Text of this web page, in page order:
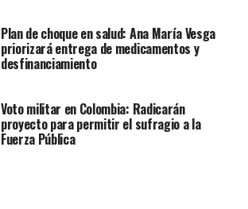
Plan de choque en salud: Ana María Vesga
priorizará entrega de medicamentos y
desfinanciamiento
Voto militar en Colombia: Radicarán
proyecto para permitir el sufragio a la
Fuerza Pública